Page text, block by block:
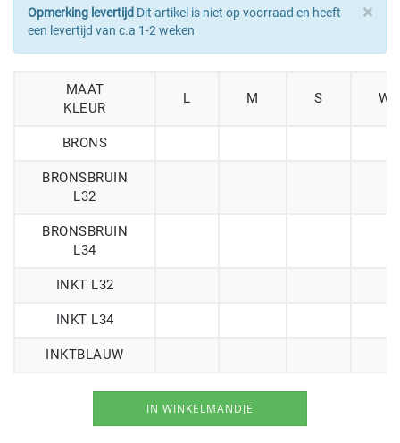
×
Opmerking levertijd Dit artikel is niet op voorraad en heeft
een levertijd van c.a 1-2 weken
MAAT
KLEUR
L M S
BRONS
BRONSBRUIN
L32
BRONSBRUIN
L34
INKT L32
INKT L34
INKTBLAUW